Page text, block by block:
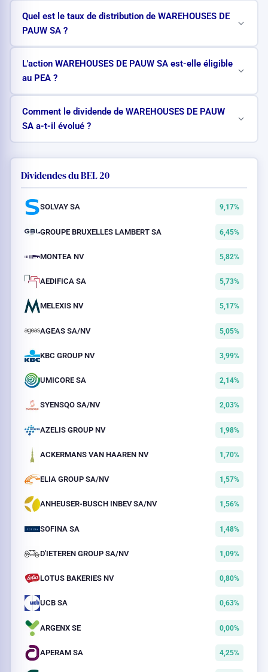
Dividendes du BEL 20
SOLVAY SA 9,17%
GROUPE BRUXELLES LAMBERT SA 6,45%
MONTEA NV 5,82%
AEDIFICA SA 5,73%
MELEXIS NV 5,17%
AGEAS SA/NV 5,05%
KBC GROUP NV 3,99%
UMICORE SA 2,14%
SYENSQO SA/NV 2,03%
AZELIS GROUP NV 1,98%
ACKERMANS VAN HAAREN NV 1,70%
ELIA GROUP SA/NV 1,57%
ANHEUSER-BUSCH INBEV SA/NV 1,56%
SOFINA SA 1,48%
D'IETEREN GROUP SA/NV 1,09%
LOTUS BAKERIES NV 0,80%
UCB SA 0,63%
ARGENX SE 0,00%
APERAM SA 4,25%
Quel est le taux de distribution de WAREHOUSES DE
PAUW SA ?
L'action WAREHOUSES DE PAUW SA est-elle éligible
au PEA ?
Comment le dividende de WAREHOUSES DE PAUW
SA a-t-il évolué ?